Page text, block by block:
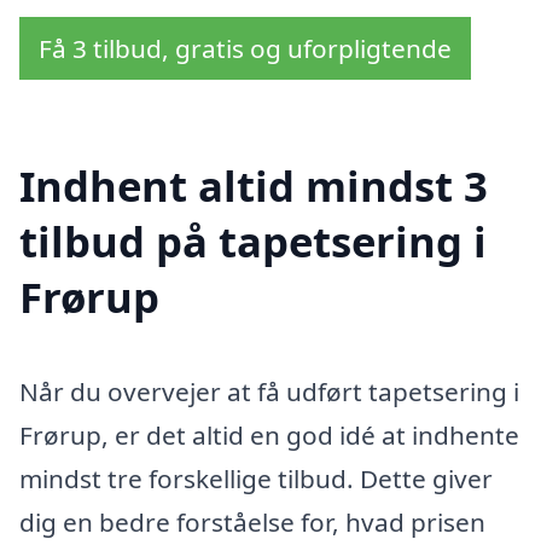
Få 3 tilbud, gratis og uforpligtende
Indhent altid mindst 3
tilbud på tapetsering i
Frørup
Når du overvejer at få udført tapetsering i
Frørup, er det altid en god idé at indhente
mindst tre forskellige tilbud. Dette giver
dig en bedre forståelse for, hvad prisen